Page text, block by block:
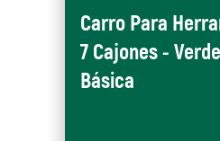
Carro Para
7 Cajones -
Básica